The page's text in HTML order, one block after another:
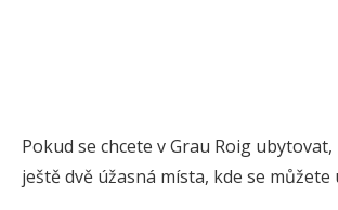
Pokud se chcete v Grau Roig ubytovat,
ještě dvě úžasná místa, kde se můžete